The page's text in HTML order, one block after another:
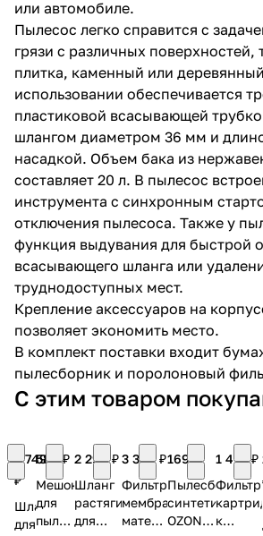
или автомобиле.
Пылесос легко справится с
грязи с различных поверхностей,
плитка, каменный или
использовании обеспечивается
пластиковой всасывающей
шлангом диаметром 36 мм и
насадкой. Объем бака из
составляет 20 л. В пылесос
инструмента с синхронным
отключения пылесоса. Также у
функция выдувания для быстрой
всасывающего шланга или
труднодоступных мест.
Крепление аксессуаров на
позволяет экономить место.
В комплект поставки входит
пылесборник и поролоновый
С этим товаром
2 749
₽
Шланг
для
580 ₽
Мешок
для
пылесоса
2 290 ₽
Шланг
растягивающийся
для
3 380 ₽
Фильтр
мембранный
матерчатый
169 ₽
Пылесборник
синтетический
OZONE
1 479 ₽
Фильтр
к